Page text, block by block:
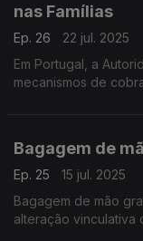
nas Famílias
Ep. 26
22 jul. 2025
Em Portugal, a
mecanismos de
Bagagem de
Ep. 25
15 jul. 2025
Bagagem de mão
alteração vinculativa